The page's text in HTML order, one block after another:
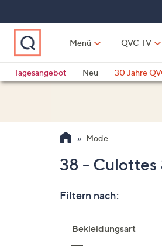
springen
Menü QVC TV
Tagesangebot Neu 30 Jahre
Mode
38 - Culottes
Filtern nach:
Produktliste
Bekleidungsart